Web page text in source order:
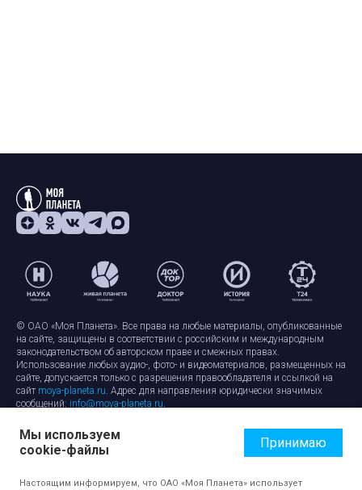
© ОАО «Моя Планета». Все права на любые материалы, опубликованные
на сайте, защищены в соответствии с российским и международным
законодательством об авторском праве и смежных правах.
Использование любых аудио-, фото- и видеоматериалов, размещенных на
сайте, допускается только с разрешения правообладателя и ссылкой на
сайт moya-planeta.ru. Адрес для направления юридически значимых
сообщений: info@moya-planeta.ru.
Правила сайтаРабота с cookie-файлами
Защита персональных данных
Обработка персональных данных
Мы используем
cookie-файлы
Принимаю
Настоящим информируем, что ОАО «Моя Планета» использует